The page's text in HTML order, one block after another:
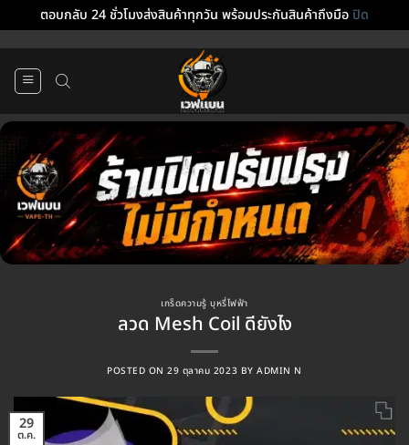
ตอบกลับ 24 ชั่วโมงส่งสินค้าทุกวัน พร้อมประกันสินค้าถึงมือปิด
เกร็ดความรู้ บุหรี่ไฟฟ้า
ลวด Mesh Coil ดียังไง
POSTED ON29 ตุลาคม 2023 BYADMIN N
29
ต.ค.